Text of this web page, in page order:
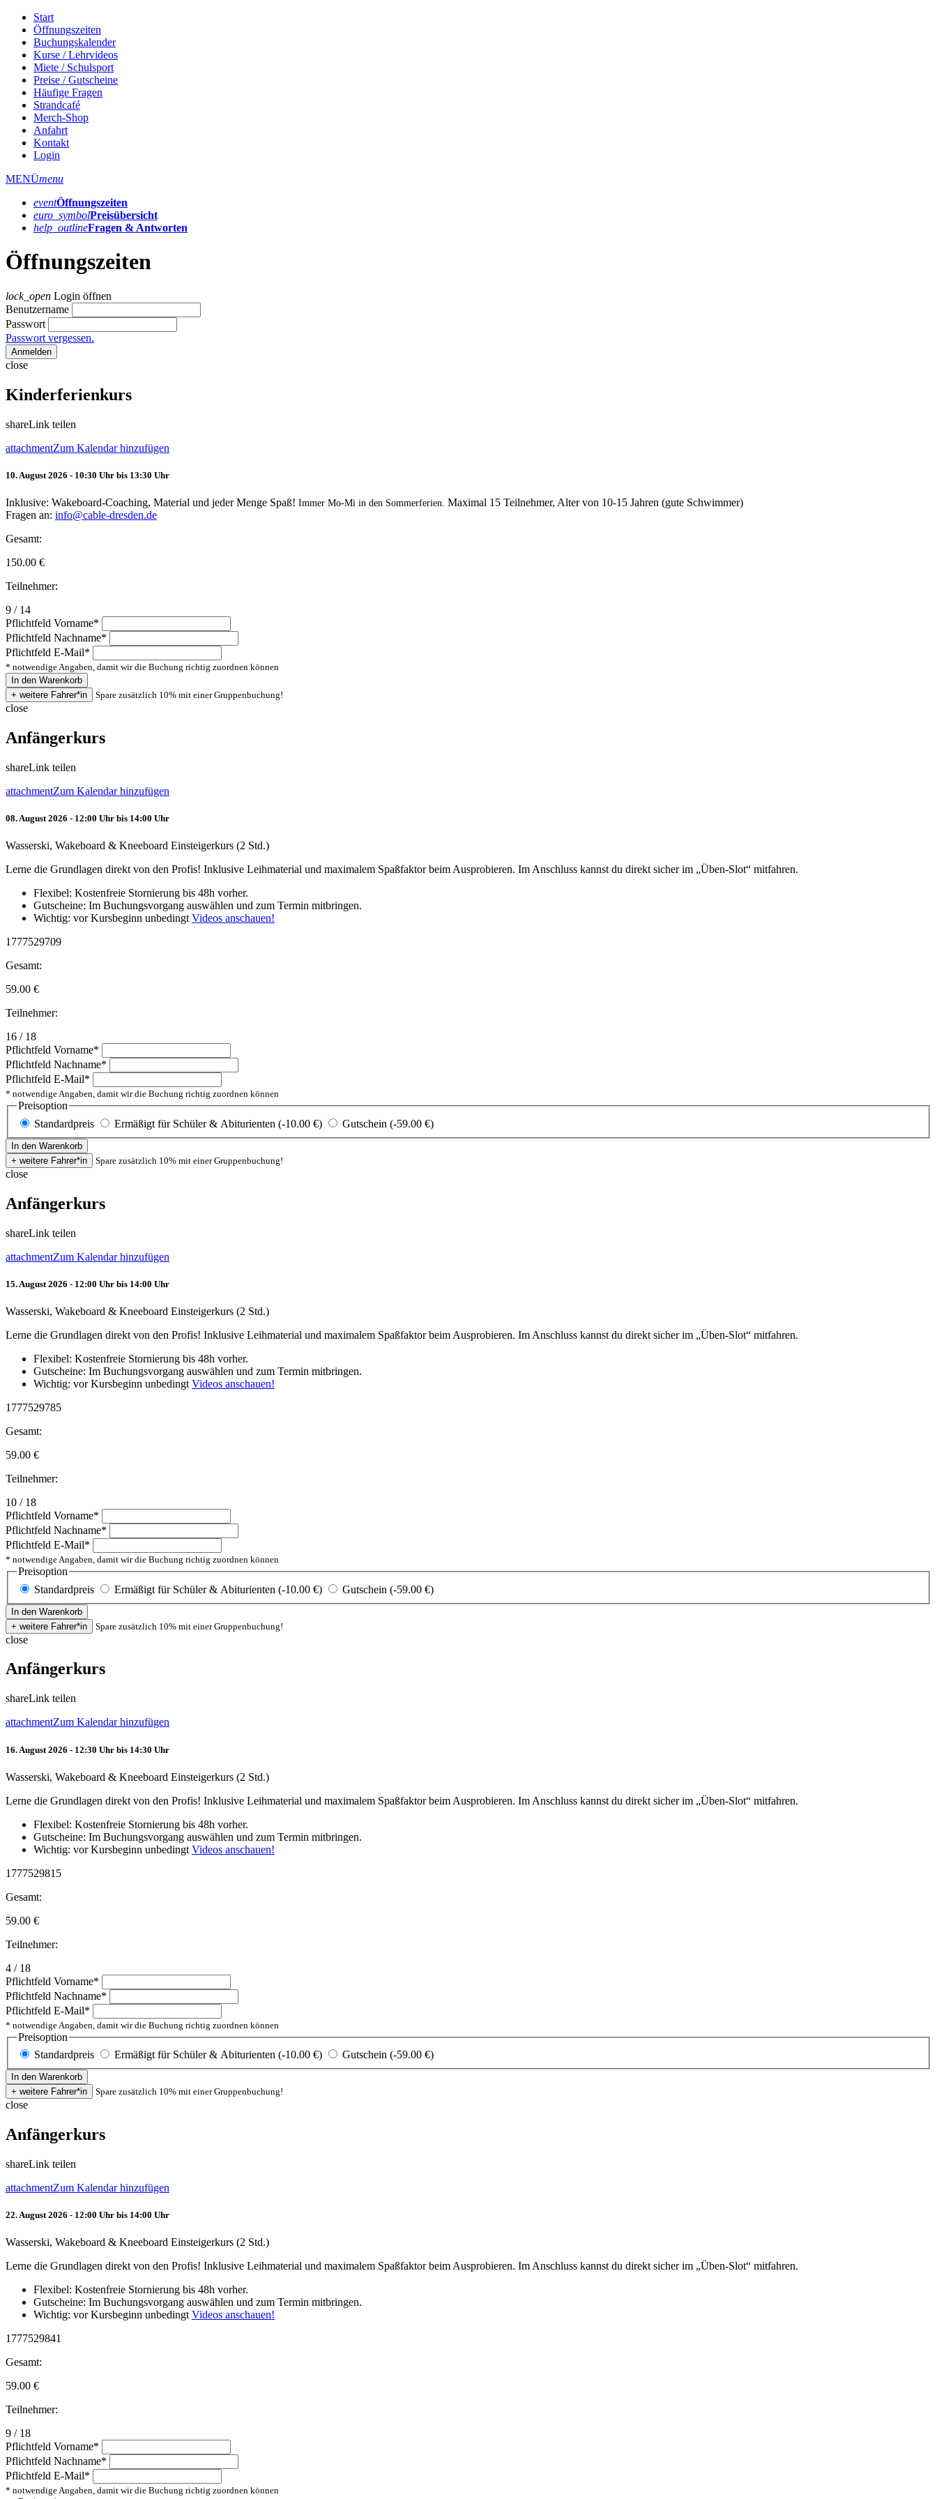
Start
Öffnungszeiten
Buchungskalender
Kurse / Lehrvideos
Miete / Schulsport
Preise / Gutscheine
Häufige Fragen
Strandcafé
Merch-Shop
Anfahrt
Kontakt
Login
MENÜmenu
eventÖffnungs­zeiten
euro_symbolPreis­übersicht
help_outlineFragen & Antworten
Öffnungszeiten
lock_open Login öffnen
Benutzername
Passwort
Passwort vergessen.
Anmelden
close
Kinderferienkurs
shareLink teilen
attachmentZum Kalendar hinzufügen
10. August 2026 - 10:30 Uhr bis 13:30 Uhr
Inklusive: Wakeboard-Coaching, Material und jeder Menge Spaß! Immer Mo-Mi in den Sommerferien. Maximal 15 Teilnehmer, Alter von 10-15 Jahren (gute Schwimmer)
Fragen an: info@cable-dresden.de
Gesamt:
150.00 €
Teilnehmer:
9 / 14
Pflichtfeld Vorname*
Pflichtfeld Nachname*
Pflichtfeld E-Mail*
* notwendige Angaben, damit wir die Buchung richtig zuordnen können
Spare zusätzlich 10% mit einer Gruppenbuchung!
close
Anfängerkurs
shareLink teilen
attachmentZum Kalendar hinzufügen
08. August 2026 - 12:00 Uhr bis 14:00 Uhr
Wasserski, Wakeboard & Kneeboard Einsteigerkurs (2 Std.)
Lerne die Grundlagen direkt von den Profis! Inklusive Leihmaterial und maximalem Spaßfaktor beim Ausprobieren. Im Anschluss kannst du direkt sicher im „Üben-Slot“ mitfahren.
Flexibel: Kostenfreie Stornierung bis 48h vorher.
Gutscheine: Im Buchungsvorgang auswählen und zum Termin mitbringen.
Wichtig: vor Kursbeginn unbedingt Videos anschauen!
1777529709
Gesamt:
59.00 €
Teilnehmer:
16 / 18
Pflichtfeld Vorname*
Pflichtfeld Nachname*
Pflichtfeld E-Mail*
* notwendige Angaben, damit wir die Buchung richtig zuordnen können
Preisoption
Standardpreis
Ermäßigt für Schüler & Abiturienten (-10.00 €) Gutschein (-59.00 €)
Spare zusätzlich 10% mit einer Gruppenbuchung!
close
Anfängerkurs
shareLink teilen
attachmentZum Kalendar hinzufügen
15. August 2026 - 12:00 Uhr bis 14:00 Uhr
Wasserski, Wakeboard & Kneeboard Einsteigerkurs (2 Std.)
Lerne die Grundlagen direkt von den Profis! Inklusive Leihmaterial und maximalem Spaßfaktor beim Ausprobieren. Im Anschluss kannst du direkt sicher im „Üben-Slot“ mitfahren.
Flexibel: Kostenfreie Stornierung bis 48h vorher.
Gutscheine: Im Buchungsvorgang auswählen und zum Termin mitbringen.
Wichtig: vor Kursbeginn unbedingt Videos anschauen!
1777529785
Gesamt:
59.00 €
Teilnehmer:
10 / 18
Pflichtfeld Vorname*
Pflichtfeld Nachname*
Pflichtfeld E-Mail*
* notwendige Angaben, damit wir die Buchung richtig zuordnen können
Preisoption
Standardpreis
Ermäßigt für Schüler & Abiturienten (-10.00 €) Gutschein (-59.00 €)
Spare zusätzlich 10% mit einer Gruppenbuchung!
close
Anfängerkurs
shareLink teilen
attachmentZum Kalendar hinzufügen
16. August 2026 - 12:30 Uhr bis 14:30 Uhr
Wasserski, Wakeboard & Kneeboard Einsteigerkurs (2 Std.)
Lerne die Grundlagen direkt von den Profis! Inklusive Leihmaterial und maximalem Spaßfaktor beim Ausprobieren. Im Anschluss kannst du direkt sicher im „Üben-Slot“ mitfahren.
Flexibel: Kostenfreie Stornierung bis 48h vorher.
Gutscheine: Im Buchungsvorgang auswählen und zum Termin mitbringen.
Wichtig: vor Kursbeginn unbedingt Videos anschauen!
1777529815
Gesamt:
59.00 €
Teilnehmer:
4 / 18
Pflichtfeld Vorname*
Pflichtfeld Nachname*
Pflichtfeld E-Mail*
* notwendige Angaben, damit wir die Buchung richtig zuordnen können
Preisoption
Standardpreis
Ermäßigt für Schüler & Abiturienten (-10.00 €) Gutschein (-59.00 €)
Spare zusätzlich 10% mit einer Gruppenbuchung!
close
Anfängerkurs
shareLink teilen
attachmentZum Kalendar hinzufügen
22. August 2026 - 12:00 Uhr bis 14:00 Uhr
Wasserski, Wakeboard & Kneeboard Einsteigerkurs (2 Std.)
Lerne die Grundlagen direkt von den Profis! Inklusive Leihmaterial und maximalem Spaßfaktor beim Ausprobieren. Im Anschluss kannst du direkt sicher im „Üben-Slot“ mitfahren.
Flexibel: Kostenfreie Stornierung bis 48h vorher.
Gutscheine: Im Buchungsvorgang auswählen und zum Termin mitbringen.
Wichtig: vor Kursbeginn unbedingtVideos anschauen!
1777529841
Gesamt:
59.00 €
Teilnehmer:
9 / 18
Pflichtfeld Vorname*
Pflichtfeld Nachname*
Pflichtfeld E-Mail*
* notwendige Angaben, damit wir die Buchung richtig zuordnen können